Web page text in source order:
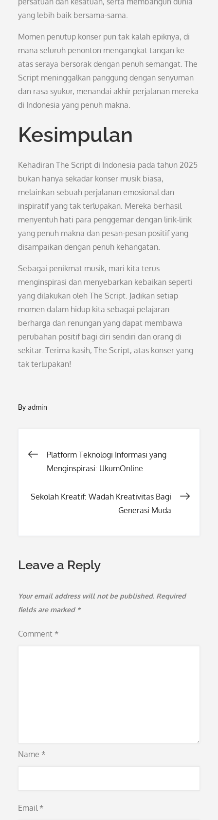
yang lebih baik bersama-sama.
Momen penutup konser pun tak kalah epiknya, di
mana seluruh penonton mengangkat tangan ke
atas seraya bersorak dengan penuh semangat. The
Script meninggalkan panggung dengan senyuman
dan rasa syukur, menandai akhir perjalanan mereka
di Indonesia yang penuh makna.
Kesimpulan
Kehadiran The Script di Indonesia pada tahun 2025
bukan hanya sekadar konser musik biasa,
melainkan sebuah perjalanan emosional dan
inspiratif yang tak terlupakan. Mereka berhasil
menyentuh hati para penggemar dengan lirik-lirik
yang penuh makna dan pesan-pesan positif yang
disampaikan dengan penuh kehangatan.
Sebagai penikmat musik, mari kita terus
menginspirasi dan menyebarkan kebaikan seperti
yang dilakukan oleh The Script. Jadikan setiap
momen dalam hidup kita sebagai pelajaran
berharga dan renungan yang dapat membawa
perubahan positif bagi diri sendiri dan orang di
sekitar. Terima kasih, The Script, atas konser yang
tak terlupakan!
Byadmin
Post
Platform Teknologi Informasi yang
Menginspirasi: UkumOnline
Sekolah Kreatif: Wadah Kreativitas Bagi
Generasi Muda
Leave a Reply
Your email address will not be published. Required
fields are marked *
Comment *
Name *
Email *